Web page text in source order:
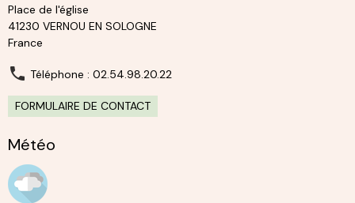
Place de l'église
41230 VERNOU EN SOLOGNE
France
Téléphone : 02.54.98.20.22
FORMULAIRE DE CONTACT
Météo